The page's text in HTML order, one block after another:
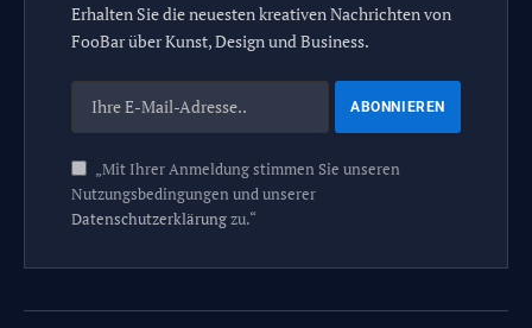
Erhalten Sie die neuesten kreativen Nachrichten von
FooBar über Kunst, Design und Business.
„Mit Ihrer Anmeldung stimmen Sie unseren
Nutzungsbedingungen und unserer
Datenschutzerklärungzu.“